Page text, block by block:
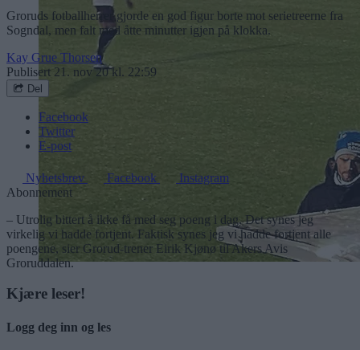
Groruds fotballherrer gjorde en god figur borte mot serietreerne fra
Sogndal, men falt med åtte minutter igjen på klokka.
Kay Grue Thorsen
Publisert 21. nov 20 kl. 22:59
Del
Facebook
Twitter
E-post
Nyhetsbrev Facebook
Instagram
Abonnement
– Utrolig bittert å ikke få med seg poeng i dag. Det synes jeg
virkelig vi hadde fortjent. Faktisk synes jeg vi hadde fortjent alle
poengene, sier Grorud-trener Eirik Kjønø til Akers Avis
Groruddalen.
Kjære leser!
Logg deg inn og les